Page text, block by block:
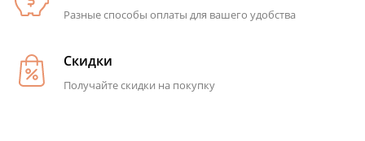
Разные способы оплаты для вашего удобства
Скидки
Получайте скидки на покупку